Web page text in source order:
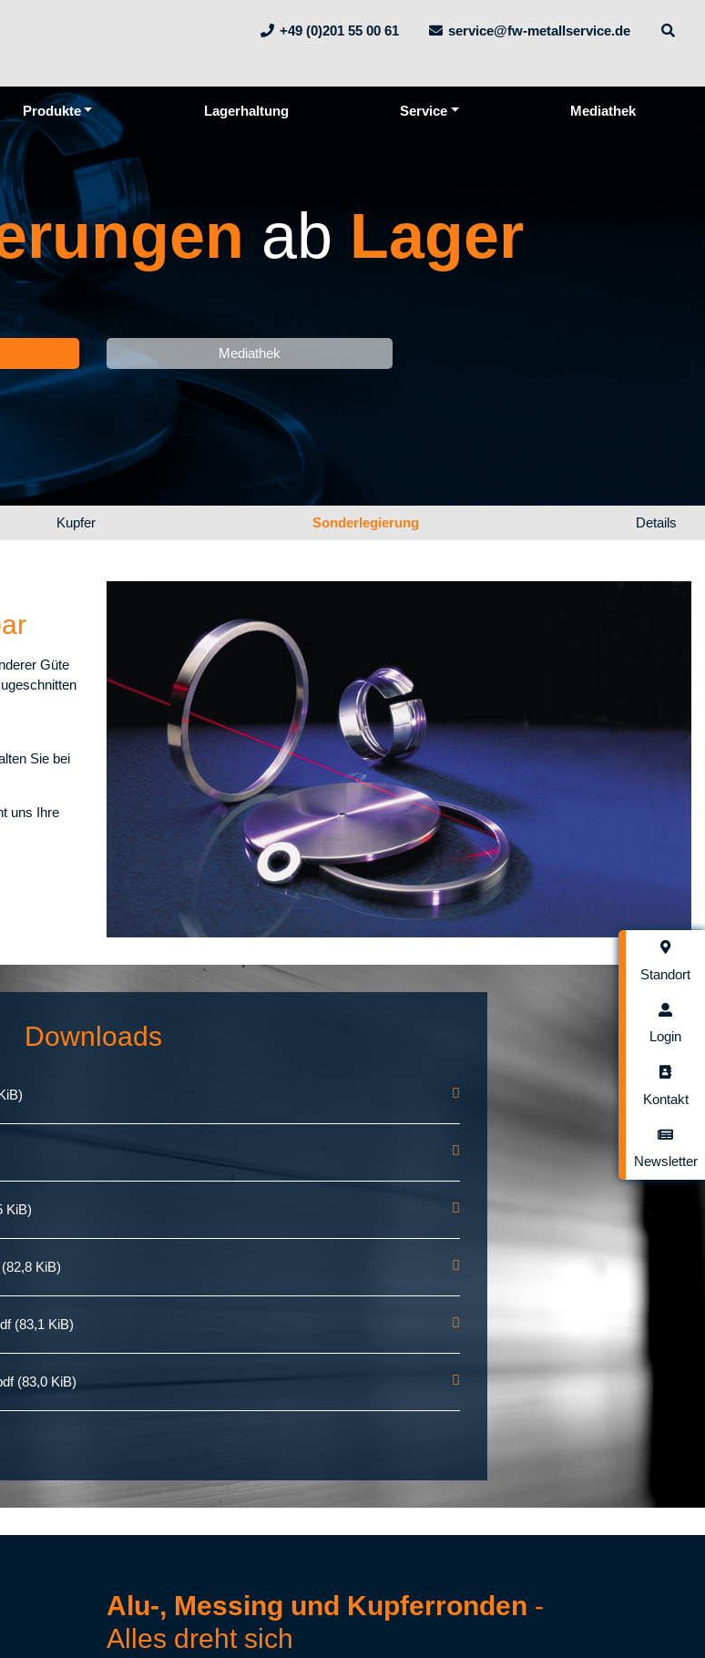
+49 (0)201 55 00 61 service@fw-metallservice.de
Produkte Lagerhaltung Service Mediathek
ab Lager
Mediathek
Kupfer Sonderlegierung Details
Güte
Sie bei
uns Ihre
Downloads
KiB)
(82,8 KiB)
(83,1 KiB)
(83,0 KiB)
Alu-, Messing und Kupferronden -
Alles dreht sich
Standort
Login
Kontakt
Newsletter